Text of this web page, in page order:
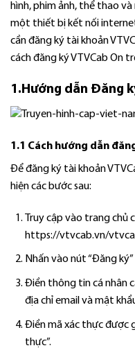
hình, phim ảnh, thể thao
một thiết bị kết nối
cần đăng ký tài khoản
cách đăng ký VTVCab On
1.Hướng dẫn Đăng
1.1 Cách hướng dẫn
Để đăng ký tài khoản
hiện các bước sau:
Truy cập vào trang chủ
https://vtvcab.vn/
Nhấn vào nút “Đăng
Điền thông tin cá nhân
địa chỉ email và mật
Điền mã xác thực được
thực”.